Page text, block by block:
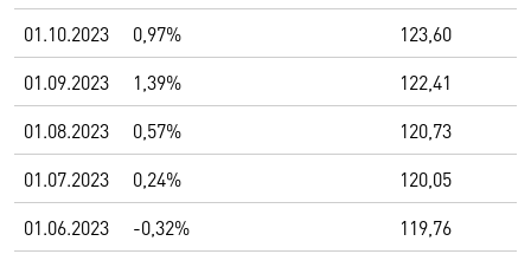
01.10.2023
0,97%
123,60
01.09.2023
1,39%
122,41
01.08.2023
0,57%
120,73
01.07.2023
0,24%
120,05
01.06.2023
-0,32%
119,76